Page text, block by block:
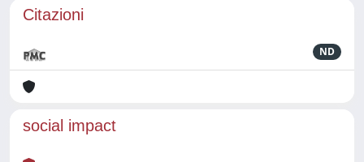
Citazioni
ND
social impact